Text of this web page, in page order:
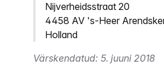
Nijverheidsstraat 20
4458 AV 's-Heer
Holland
Värskendatud: 5. juuni 2018